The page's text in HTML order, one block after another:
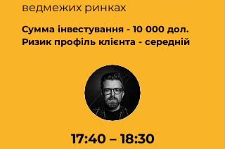
ведмежих ринках
Сумма інвестування - 10 000 дол.
Ризик профіль клієнта - середній
17:40 – 18:30